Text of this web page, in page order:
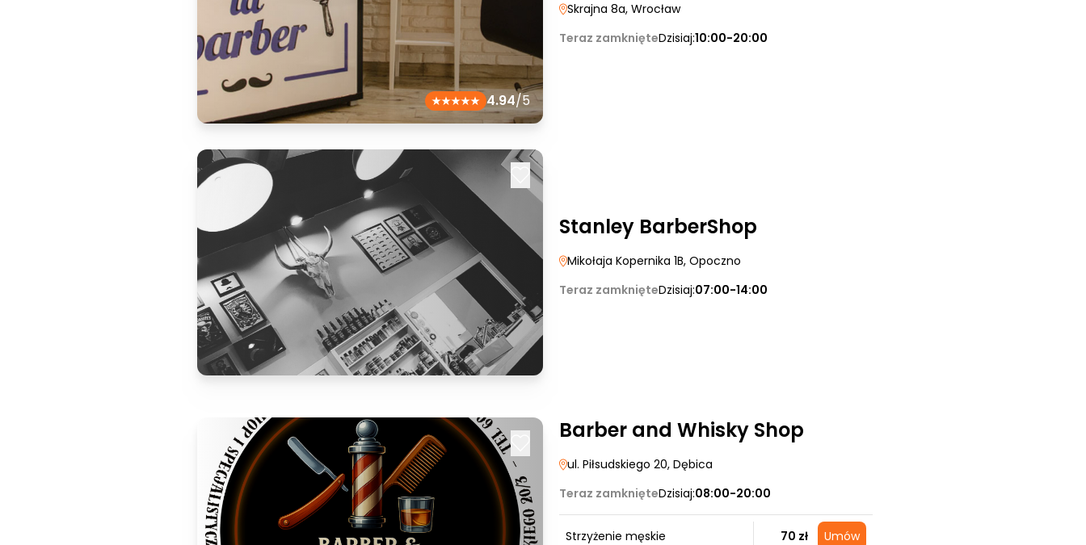
4.94/5
Skrajna 8a, Wrocław
Teraz zamknięteDzisiaj:10:00-20:00
Stanley BarberShop
Mikołaja Kopernika 1B, Opoczno
Teraz zamknięteDzisiaj:07:00-14:00
Barber and Whisky Shop
ul. Piłsudskiego 20, Dębica
Teraz zamknięteDzisiaj:08:00-20:00
Strzyżenie męskie 70 zł Umów